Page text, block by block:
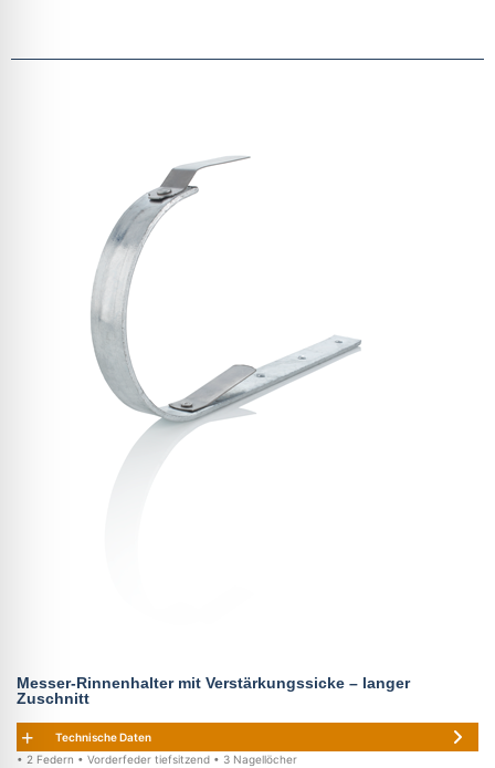
Messer-Rinnenhalter mit Verstärkungssicke – langer
Zuschnitt
Technische Daten
• 2 Federn • Vorderfeder tiefsitzend • 3 Nagellöcher